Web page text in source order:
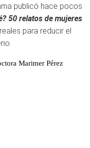
publicó hace pocos
50 relatos de mujeres
para reducir el
Marimer Pérez